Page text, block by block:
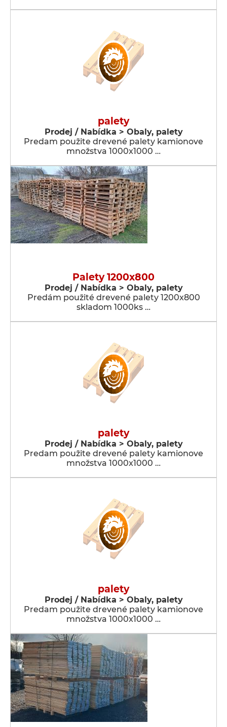
palety
Prodej / Nabídka > Obaly, palety
Predam použite drevené palety kamionove
množstva 1000x1000 …
Palety 1200x800
Prodej / Nabídka > Obaly, palety
Predám použité drevené palety 1200x800
skladom 1000ks …
palety
Prodej / Nabídka > Obaly, palety
Predam použite drevené palety kamionove
množstva 1000x1000 …
palety
Prodej / Nabídka > Obaly, palety
Predam použite drevené palety kamionove
množstva 1000x1000 …